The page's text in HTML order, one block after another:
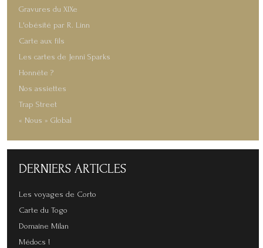
Gravures du XIXe
L'obésité par R. Linn
Carte aux fils
Les cartes de Jenni Sparks
Honnête ?
Nos assiettes
Trap Street
« Nous » Global
DERNIERS ARTICLES
Les voyages de Corto
Carte du Togo
Domaine Milan
Médocs !